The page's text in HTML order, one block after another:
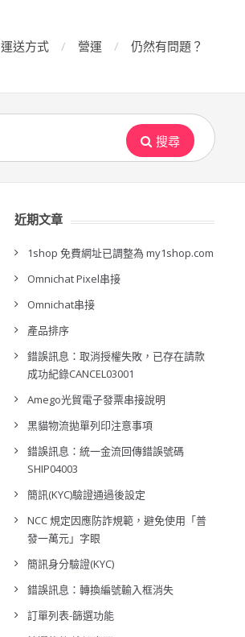
運送方式 營運 仍然有問題？
搜尋
近期文章
1shop 免費網址已調整為 my1shop.com
Omnichat Pixel串接
Omnichat串接
產品排序
錯誤訊息：取消授權失敗，已存在請款
成功紀錄CANCEL03001
Amego光貿電子發票串接說明
黑貓物流拋單列印注意事項
錯誤訊息：統一金流回傳錯誤號碼
SHIP04003
簡訊(KYC)驗證通過後設定
NCC 規定因應防詐規範，避免使用「普
發一萬元」字眼
簡訊身分驗證(KYC)
錯誤訊息：轉換編號輸入框消失
訂單列表-篩選功能